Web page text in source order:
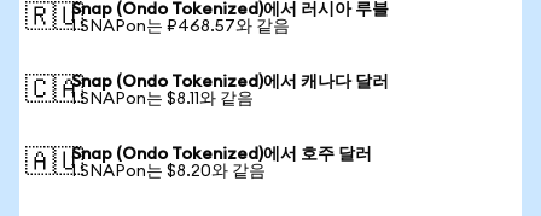
🇷🇺Snap (Ondo Tokenized)에서 러시아 루블
1 SNAPon는 ₽468.57와 같음
🇨🇦Snap (Ondo Tokenized)에서 캐나다 달러
1 SNAPon는 $8.11와 같음
🇦🇺Snap (Ondo Tokenized)에서 호주 달러
1 SNAPon는 $8.20와 같음